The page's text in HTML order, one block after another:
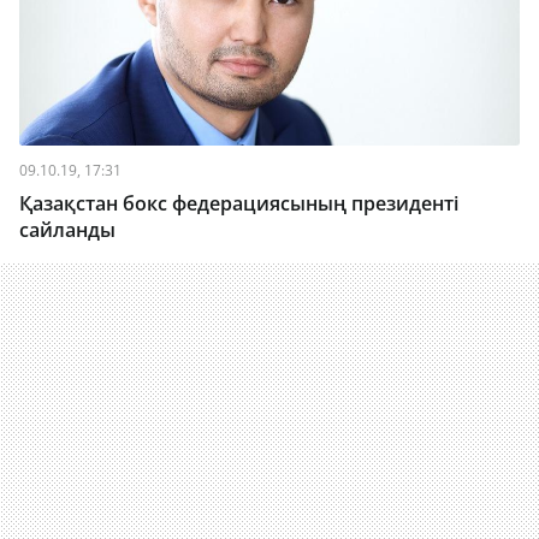
09.10.19, 17:31
Қазақстан бокс федерациясының президенті
сайланды